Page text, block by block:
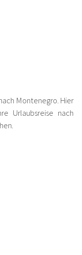
Montenegro. Hier
Urlaubsreise nach